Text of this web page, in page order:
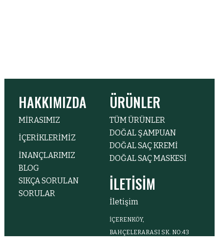
HAKKIMIZDA
MİRASIMIZ
İÇERİKLERİMİZ
İNANÇLARIMIZ
BLOG
SIKÇA SORULAN
SORULAR
ÜRÜNLER
TÜM ÜRÜNLER
DOĞAL ŞAMPUAN
DOĞAL SAÇ KREMİ
DOĞAL SAÇ MASKESİ
İLETİSİM
İletişim
İÇERENKÖY,
BAHÇELERARASI SK. NO:43